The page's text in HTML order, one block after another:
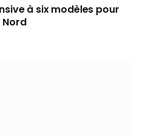
à six modèles pour
Nord